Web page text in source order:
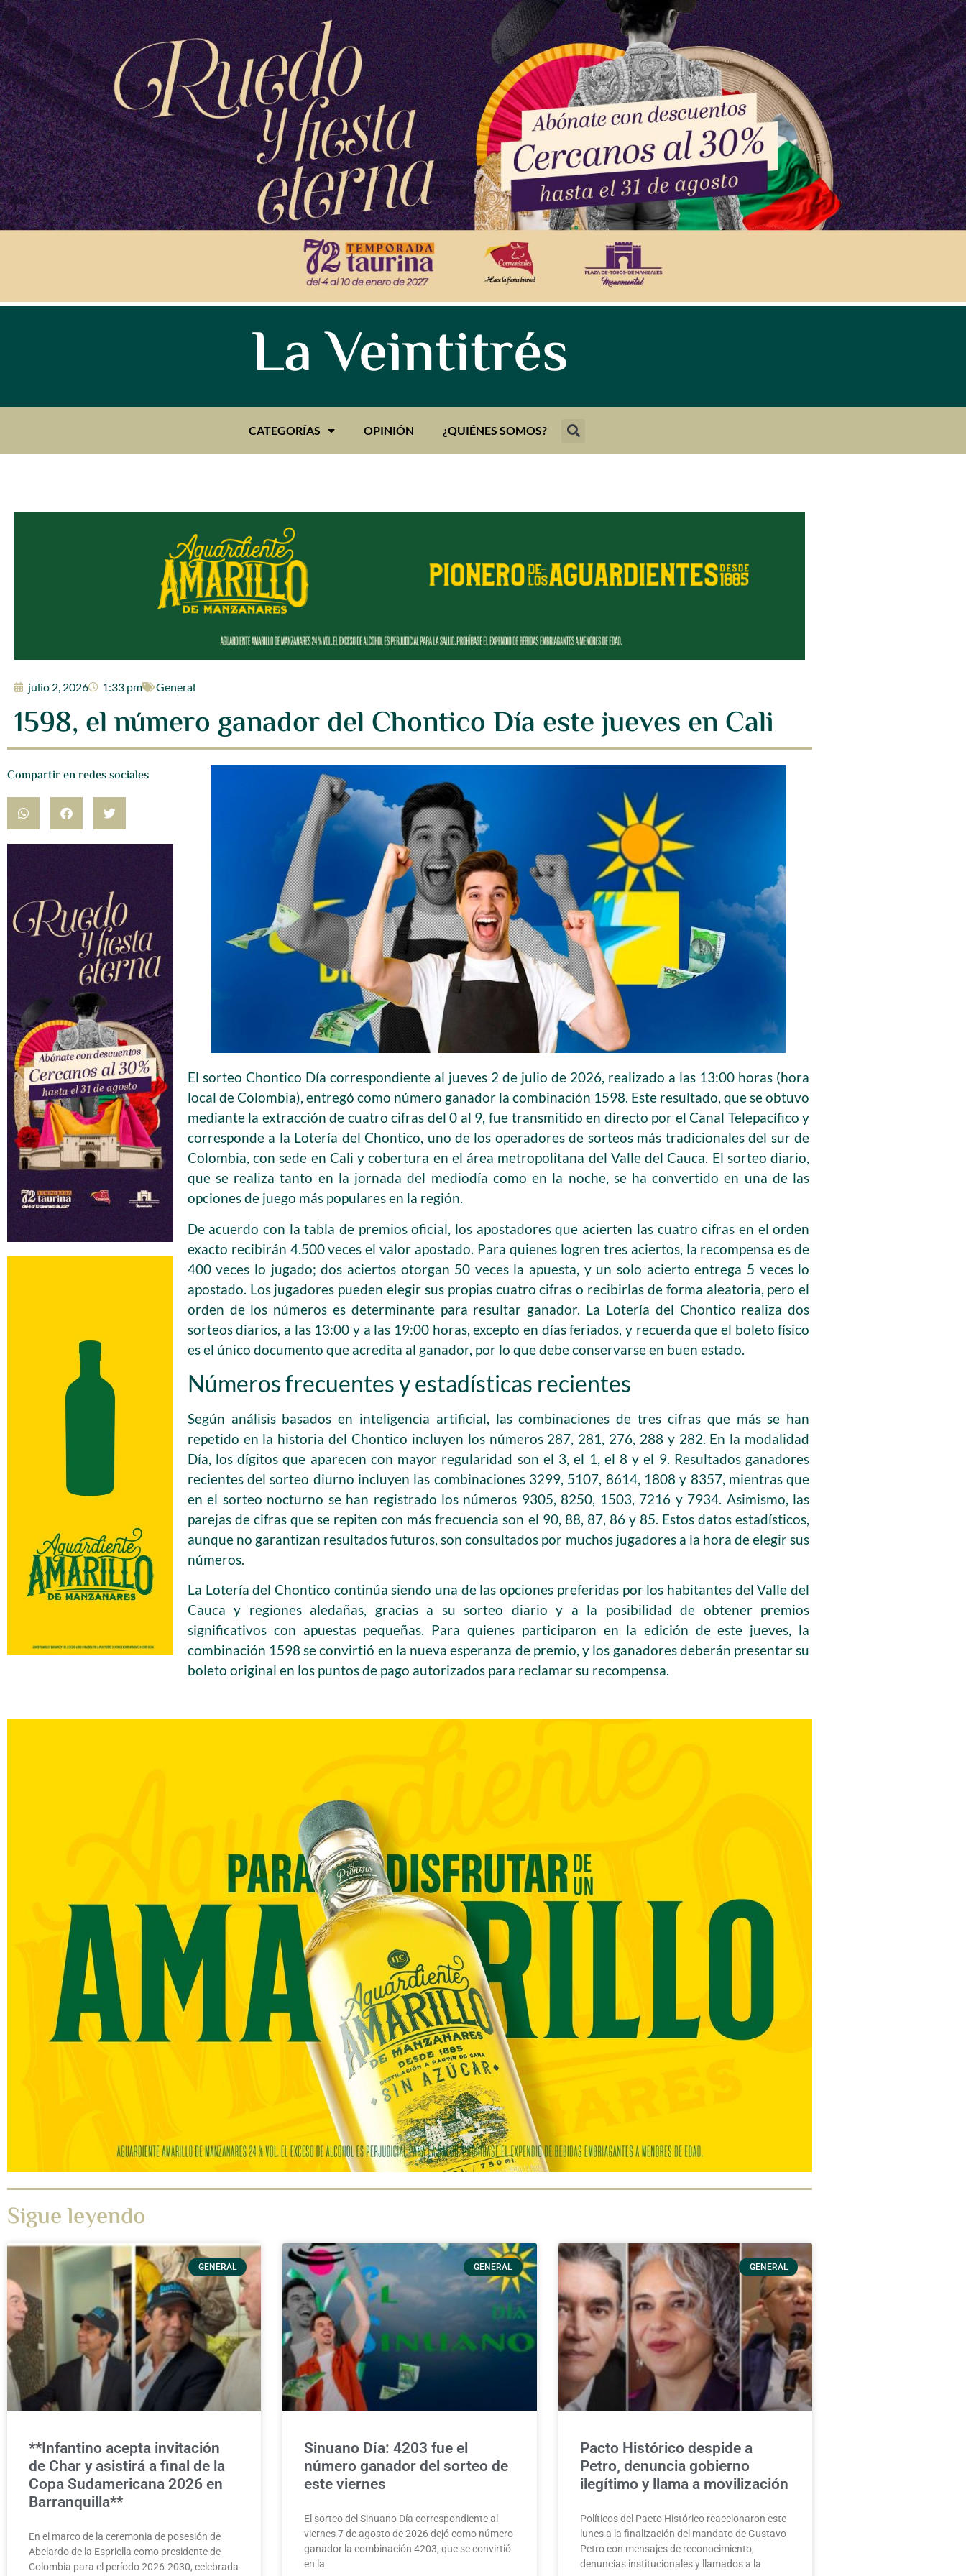
La Veintitrés
CATEGORÍAS OPINIÓN ¿QUIÉNES SOMOS?
julio 2, 2026 1:33 pm General
1598, el número ganador del Chontico Día este jueves en Cali
Compartir en redes sociales
El sorteo Chontico Día correspondiente al jueves 2 de julio de 2026, realizado a las 13:00 horas (hora
local de Colombia), entregó como número ganador la combinación 1598. Este resultado, que se obtuvo
mediante la extracción de cuatro cifras del 0 al 9, fue transmitido en directo por el Canal Telepacífico y
corresponde a la Lotería del Chontico, uno de los operadores de sorteos más tradicionales del sur de
Colombia, con sede en Cali y cobertura en el área metropolitana del Valle del Cauca. El sorteo diario,
que se realiza tanto en la jornada del mediodía como en la noche, se ha convertido en una de las
opciones de juego más populares en la región.
De acuerdo con la tabla de premios oficial, los apostadores que acierten las cuatro cifras en el orden
exacto recibirán 4.500 veces el valor apostado. Para quienes logren tres aciertos, la recompensa es de
400 veces lo jugado; dos aciertos otorgan 50 veces la apuesta, y un solo acierto entrega 5 veces lo
apostado. Los jugadores pueden elegir sus propias cuatro cifras o recibirlas de forma aleatoria, pero el
orden de los números es determinante para resultar ganador. La Lotería del Chontico realiza dos
sorteos diarios, a las 13:00 y a las 19:00 horas, excepto en días feriados, y recuerda que el boleto físico
es el único documento que acredita al ganador, por lo que debe conservarse en buen estado.
Números frecuentes y estadísticas recientes
Según análisis basados en inteligencia artificial, las combinaciones de tres cifras que más se han
repetido en la historia del Chontico incluyen los números 287, 281, 276, 288 y 282. En la modalidad
Día, los dígitos que aparecen con mayor regularidad son el 3, el 1, el 8 y el 9. Resultados ganadores
recientes del sorteo diurno incluyen las combinaciones 3299, 5107, 8614, 1808 y 8357, mientras que
en el sorteo nocturno se han registrado los números 9305, 8250, 1503, 7216 y 7934. Asimismo, las
parejas de cifras que se repiten con más frecuencia son el 90, 88, 87, 86 y 85. Estos datos estadísticos,
aunque no garantizan resultados futuros, son consultados por muchos jugadores a la hora de elegir sus
números.
La Lotería del Chontico continúa siendo una de las opciones preferidas por los habitantes del Valle del
Cauca y regiones aledañas, gracias a su sorteo diario y a la posibilidad de obtener premios
significativos con apuestas pequeñas. Para quienes participaron en la edición de este jueves, la
combinación 1598 se convirtió en la nueva esperanza de premio, y los ganadores deberán presentar su
boleto original en los puntos de pago autorizados para reclamar su recompensa.
Sigue leyendo
GENERAL
**Infantino acepta invitación
de Char y asistirá a final de la
Copa Sudamericana 2026 en
Barranquilla**
En el marco de la ceremonia de posesión de
Abelardo de la Espriella como presidente de
Colombia para el período 2026-2030, celebrada
GENERAL
Sinuano Día: 4203 fue el
número ganador del sorteo de
este viernes
El sorteo del Sinuano Día correspondiente al
viernes 7 de agosto de 2026 dejó como número
ganador la combinación 4203, que se convirtió
en la
GENERAL
Pacto Histórico despide a
Petro, denuncia gobierno
ilegítimo y llama a movilización
Políticos del Pacto Histórico reaccionaron este
lunes a la finalización del mandato de Gustavo
Petro con mensajes de reconocimiento,
denuncias institucionales y llamados a la